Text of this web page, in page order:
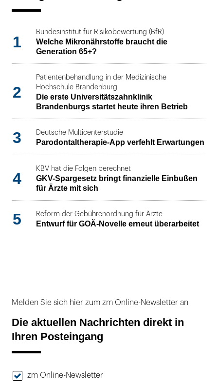
1
Bundesinstitut für Risikobewertung (BfR)
Welche Mikronährstoffe braucht die
Generation 65+?
2
Patientenbehandlung in der Medizinische
Hochschule Brandenburg
Die erste Universitätszahnklinik
Brandenburgs startet heute ihren Betrieb
3 Deutsche Multicenterstudie
Parodontaltherapie-App verfehlt Erwartungen
4
KBV hat die Folgen berechnet
GKV-Spargesetz bringt finanzielle Einbußen
für Ärzte mit sich
5 Reform der Gebührenordnung für Ärzte
Entwurf für GOÄ-Novelle erneut überarbeitet
Melden Sie sich hier zum zm Online-Newsletter an
Die aktuellen Nachrichten direkt in
Ihren Posteingang
zm Online-Newsletter